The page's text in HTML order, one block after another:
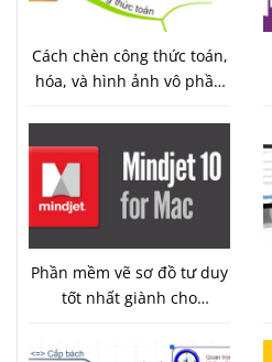
Cách chèn công thức toán,
hóa, và hình ảnh vô phần
Phần mềm vẽ sơ đồ tư duy
tốt nhất giành cho
MindManager tương thích